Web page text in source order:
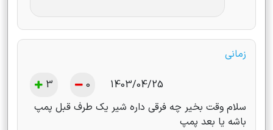
زمانی
1403/04/25
0
3
سلام وقت بخیر چه فرقی داره شیر یک طرف قبل پمپ
باشه یا بعد پمپ